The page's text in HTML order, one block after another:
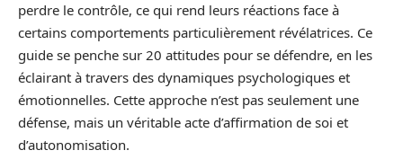
perdre le contrôle, ce qui rend leurs réactions face à
certains comportements particulièrement révélatrices. Ce
guide se penche sur 20 attitudes pour se défendre, en les
éclairant à travers des dynamiques psychologiques et
émotionnelles. Cette approche n’est pas seulement une
défense, mais un véritable acte d’affirmation de soi et
d’autonomisation.